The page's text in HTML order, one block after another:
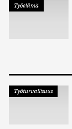
Työelämä
Työturvallisuus